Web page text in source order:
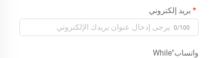
بريد إلكتروني
0/100
واتساب"While